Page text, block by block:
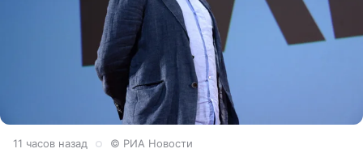
11 часов назад © РИА Новости